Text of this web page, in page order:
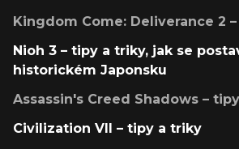
Kingdom Come: Deliverance 2
Nioh 3 – tipy a triky, jak se
historickém Japonsku
Assassin's Creed Shadows –
Civilization VII – tipy a triky